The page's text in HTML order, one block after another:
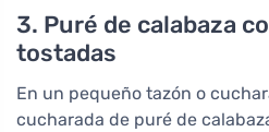
3. Puré de calabaza
tostadas
En un pequeño tazón o
cucharada de puré de